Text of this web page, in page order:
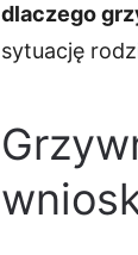
dlaczego
sytuację